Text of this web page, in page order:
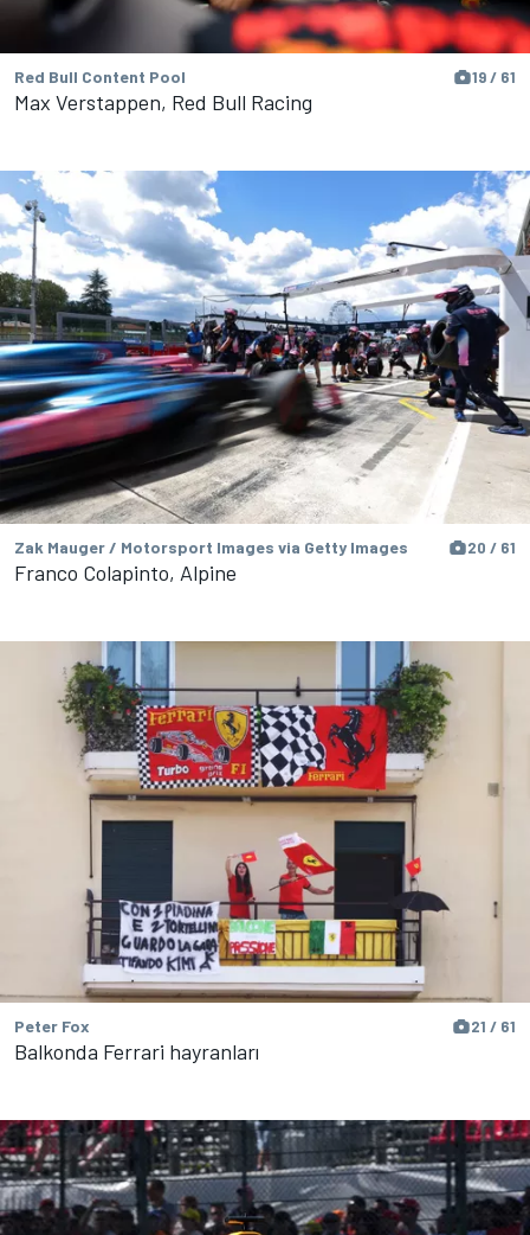
Red Bull Content Pool 19 / 61
Max Verstappen, Red Bull Racing
Zak Mauger / Motorsport Images via Getty Images 20 / 61
Franco Colapinto, Alpine
Peter Fox 21 / 61
Balkonda Ferrari hayranları